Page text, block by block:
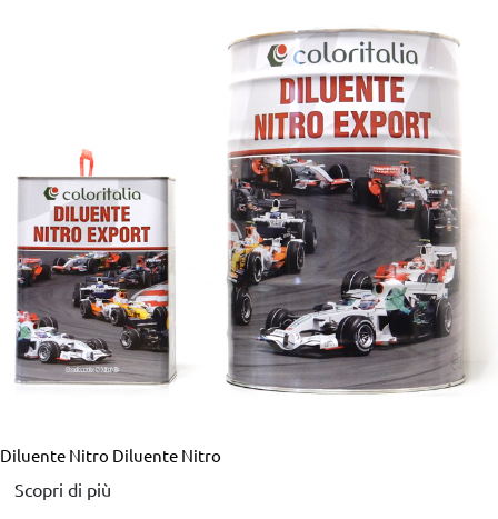
Diluente Nitro Diluente Nitro
Scopri di più